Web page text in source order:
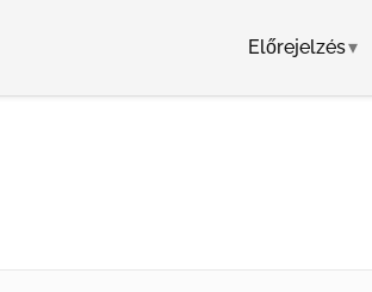
Előrejelzés▾